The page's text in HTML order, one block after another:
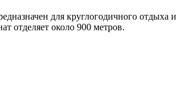
для круглогодичного
отделяет около 900 метров.